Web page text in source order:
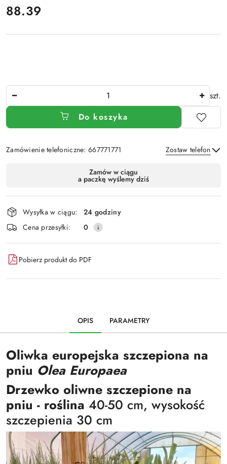
cena:
88.39
szt.
Do koszyka
Zamówienie telefoniczne: 667771771 Zostaw telefon
Wyślij
dostawa
Zamów w ciągu
a paczkę wyślemy dziś
Wysyłka w ciągu:
24 godziny
Cena przesyłki:
0
Pobierz produkt do PDF
OPIS PARAMETRY
Oliwka europejska szczepiona na
pniu Olea Europaea
Drzewko oliwne szczepione na
pniu - roślina 40-50 cm, wysokość
szczepienia 30 cm